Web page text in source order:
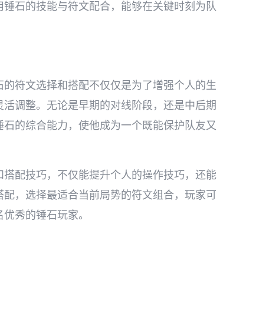
石的技能与符文配合，能够在关键时刻为队
符文选择和搭配不仅仅是为了增强个人的生
调整。无论是早期的对线阶段，还是中后期
的综合能力，使他成为一个既能保护队友又
配技巧，不仅能提升个人的操作技巧，还能
，选择最适合当前局势的符文组合，玩家可
秀的锤石玩家。